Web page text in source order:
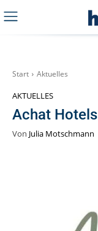
Start Aktuelles
AKTUELLES
Achat
Von Julia Motschmann